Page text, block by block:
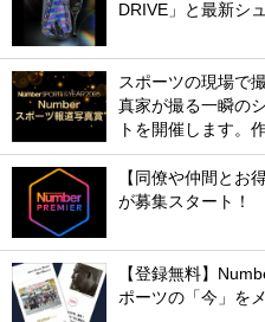
DRIVE」と最新シ
スポーツの現場で
真家が撮る一瞬の
トを開催します。
【同僚や仲間とお
が募集スタート！
【登録無料】
ポーツの「今」を